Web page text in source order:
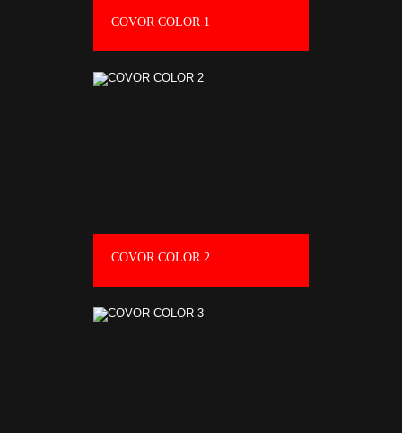
COVOR COLOR 1
COVOR COLOR 2